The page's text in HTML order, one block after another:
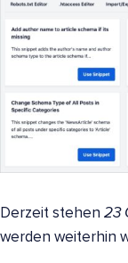
Derzeit stehen 23
werden weiterhin